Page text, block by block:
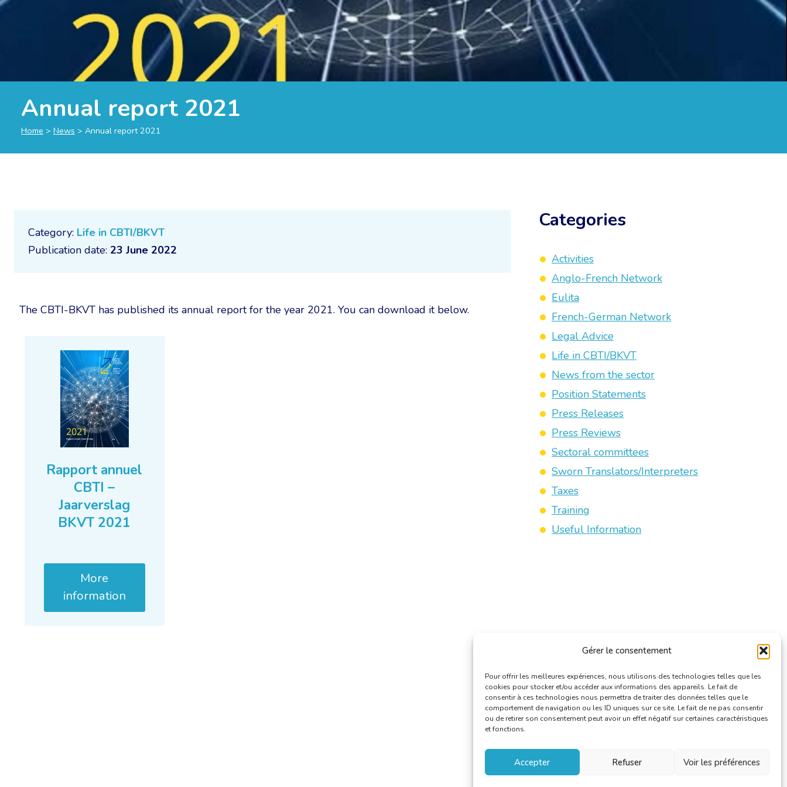
Gérer le consentement
Pour offrir les meilleures expériences, nous utilisons des technologies telles que les
cookies pour stocker et/ou accéder aux informations des appareils. Le fait de
consentir à ces technologies nous permettra de traiter des données telles que le
comportement de navigation ou les ID uniques sur ce site. Le fait de ne pas consentir
ou de retirer son consentement peut avoir un effet négatif sur certaines caractéristiques
et fonctions.
Accepter Refuser Voir les préférences
Annual report 2021
Home > News > Annual report 2021
Category: Life in CBTI/BKVT
Publication date: 23 June 2022
The CBTI-BKVT has published its annual report for the year 2021. You can download it below.
Rapport annuel
CBTI –
Jaarverslag
BKVT 2021
More
information
Categories
Activities
Anglo-French Network
Eulita
French-German Network
Legal Advice
Life in CBTI/BKVT
News from the sector
Position Statements
Press Releases
Press Reviews
Sectoral committees
Sworn Translators/Interpreters
Taxes
Training
Useful Information